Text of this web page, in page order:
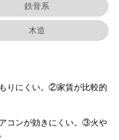
鉄骨系
木造
りにくい。②家賃が比較的
コンが効きにくい。③火や